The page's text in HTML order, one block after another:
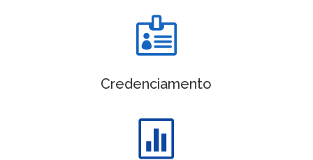

Credenciamento
